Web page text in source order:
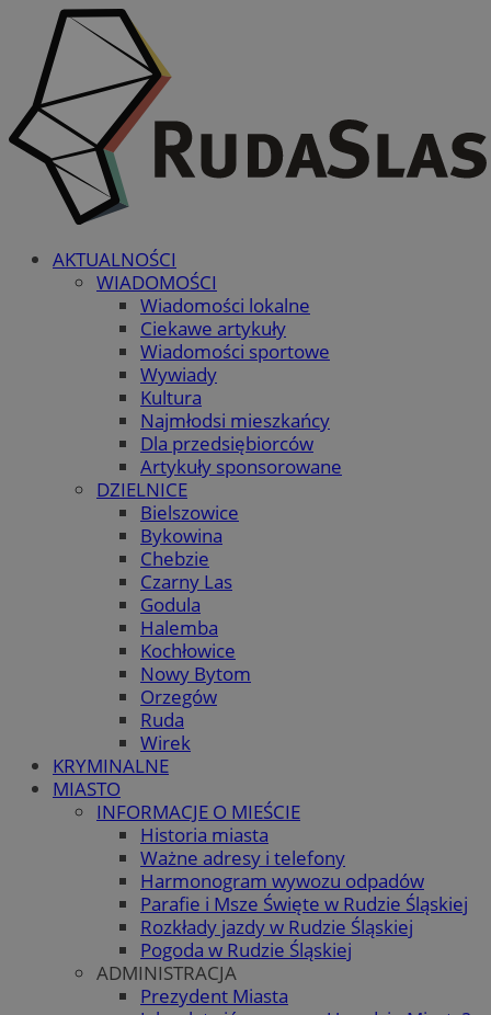
AKTUALNOŚCI
WIADOMOŚCI
Wiadomości lokalne
Ciekawe artykuły
Wiadomości sportowe
Wywiady
Kultura
Najmłodsi mieszkańcy
Dla przedsiębiorców
Artykuły sponsorowane
DZIELNICE
Bielszowice
Bykowina
Chebzie
Czarny Las
Godula
Halemba
Kochłowice
Nowy Bytom
Orzegów
Ruda
Wirek
KRYMINALNE
MIASTO
INFORMACJE O MIEŚCIE
Historia miasta
Ważne adresy i telefony
Harmonogram wywozu odpadów
Parafie i Msze Święte w Rudzie Śląskiej
Rozkłady jazdy w Rudzie Śląskiej
Pogoda w Rudzie Śląskiej
ADMINISTRACJA
Prezydent Miasta